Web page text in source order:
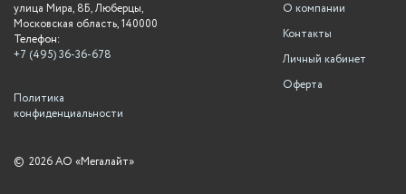
О компании
Контакты
Личный кабинет
Оферта
улица Мира, 8Б, Люберцы,
Московская область, 140000
Телефон:
+7 (495) 36-36-678
Политика
конфиденциальности
© 2026 АО «Мегалайт»